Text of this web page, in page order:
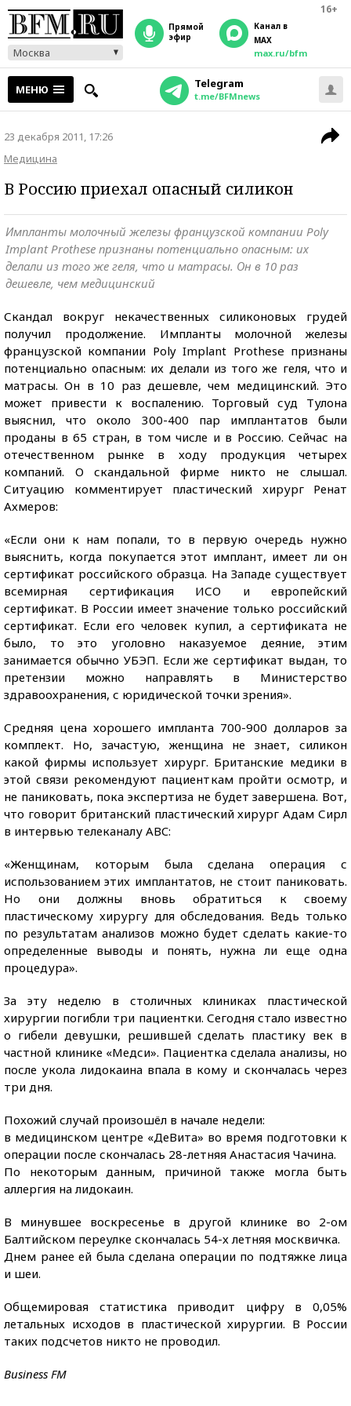
16+
Москва
прямой
эфир
Канал в
MAX
max.ru/bfm
МЕНЮ Telegram
t.me/BFMnews
23 декабря 2011, 17:26
Медицина
В Россию приехал опасный силикон
Импланты молочный железы французской компании Poly
Implant Prothese признаны потенциально опасным: их
делали из того же геля, что и матрасы. Он в 10 раз
дешевле, чем медицинский
Скандал вокруг некачественных силиконовых грудей
получил продолжение. Импланты молочной железы
французской компании Poly Implant Prothese признаны
потенциально опасным: их делали из того же геля, что и
матрасы. Он в 10 раз дешевле, чем медицинский. Это
может привести к воспалению. Торговый суд Тулона
выяснил, что около 300-400 пар имплантатов были
проданы в 65 стран, в том числе и в Россию. Сейчас на
отечественном рынке в ходу продукция четырех
компаний. О скандальной фирме никто не слышал.
Ситуацию комментирует пластический хирург Ренат
Ахмеров:
«Если они к нам попали, то в первую очередь нужно
выяснить, когда покупается этот имплант, имеет ли он
сертификат российского образца. На Западе существует
всемирная сертификация ИСО и европейский
сертификат. В России имеет значение только российский
сертификат. Если его человек купил, а сертификата не
было, то это уголовно наказуемое деяние, этим
занимается обычно УБЭП. Если же сертификат выдан, то
претензии можно направлять в Министерство
здравоохранения, с юридической точки зрения».
Средняя цена хорошего импланта 700-900 долларов за
комплект. Но, зачастую, женщина не знает, силикон
какой фирмы использует хирург. Британские медики в
этой связи рекомендуют пациенткам пройти осмотр, и
не паниковать, пока экспертиза не будет завершена. Вот,
что говорит британский пластический хирург Адам Сирл
в интервью телеканалу ABC:
«Женщинам, которым была сделана операция с
использованием этих имплантатов, не стоит паниковать.
Но они должны вновь обратиться к своему
пластическому хирургу для обследования. Ведь только
по результатам анализов можно будет сделать какие-то
определенные выводы и понять, нужна ли еще одна
процедура».
За эту неделю в столичных клиниках пластической
хирургии погибли три пациентки. Сегодня стало известно
о гибели девушки, решившей сделать пластику век в
частной клинике «Медси». Пациентка сделала анализы, но
после укола лидокаина впала в кому и скончалась через
три дня.
Похожий случай произошёл в начале недели:
в медицинском центре «ДеВита» во время подготовки к
операции после скончалась 28-летняя Анастасия Чачина.
По некоторым данным, причиной также могла быть
аллергия на лидокаин.
В минувшее воскресенье в другой клинике во 2-ом
Балтийском переулке скончалась 54-х летняя москвичка.
Днем ранее ей была сделана операции по подтяжке лица
и шеи.
Общемировая статистика приводит цифру в 0,05%
летальных исходов в пластической хирургии. В России
таких подсчетов никто не проводил.
Business FM